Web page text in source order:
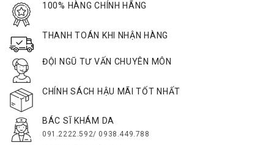
100% HÀNG CHÍNH HÃNG
THANH TOÁN KHI NHẬN HÀNG
ĐỘI NGŨ TƯ VẤN CHUYÊN MÔN
CHÍNH SÁCH HẬU MÃI TỐT NHẤT
BÁC SĨ KHÁM DA
091.2222.592/ 0938.449.788